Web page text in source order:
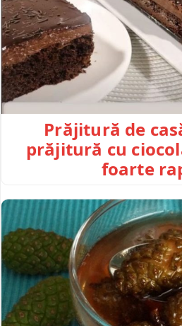
Prăjitură de
prăjitură cu
foarte